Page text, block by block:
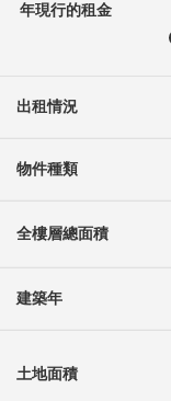
年現行的租金
出租情況
物件種類
全樓層總面積
建築年
土地面積